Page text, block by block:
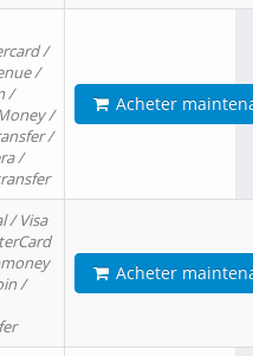
/
/
/
/
/
/
Acheter
/ Visa
/
Acheter